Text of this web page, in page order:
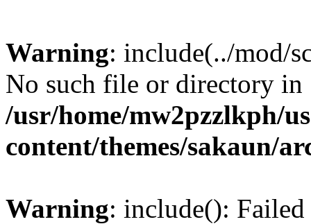
Warning: include(../mod/
No such file or directory in
/usr/home/mw2pzzlkph/
content/themes/sakaun/
Warning: include():